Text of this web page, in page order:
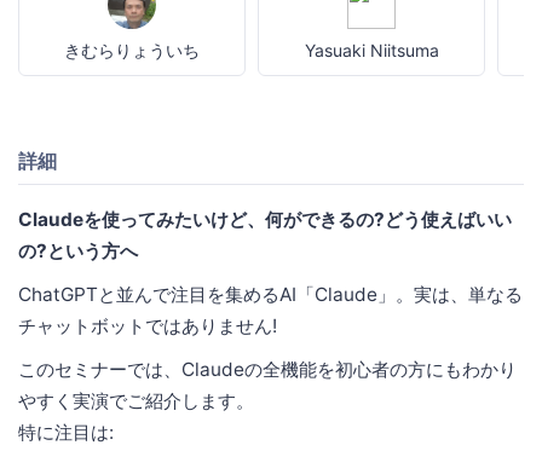
きむらりょういち Yasuaki Niitsuma
詳細
Claudeを使ってみたいけど、何ができるの?どう使えばいい
の?という方へ
ChatGPTと並んで注目を集めるAI「Claude」。実は、単なる
チャットボットではありません!
このセミナーでは、Claudeの全機能を初心者の方にもわかり
やすく実演でご紹介します。
特に注目は: